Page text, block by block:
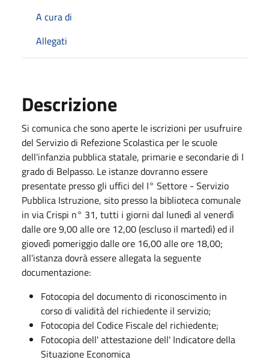
A cura di
Allegati
Descrizione
Si comunica che sono aperte le iscrizioni per usufruire
del Servizio di Refezione Scolastica per le scuole
dell'infanzia pubblica statale, primarie e secondarie di I
grado di Belpasso. Le istanze dovranno essere
presentate presso gli uffici del I° Settore - Servizio
Pubblica Istruzione, sito presso la biblioteca comunale
in via Crispi n° 31, tutti i giorni dal lunedì al venerdì
dalle ore 9,00 alle ore 12,00 (escluso il martedì) ed il
giovedì pomeriggio dalle ore 16,00 alle ore 18,00;
all'istanza dovrà essere allegata la seguente
documentazione:
Fotocopia del documento di riconoscimento in
corso di validità del richiedente il servizio;
Fotocopia del Codice Fiscale del richiedente;
Fotocopia dell' attestazione dell' Indicatore della
Situazione Economica